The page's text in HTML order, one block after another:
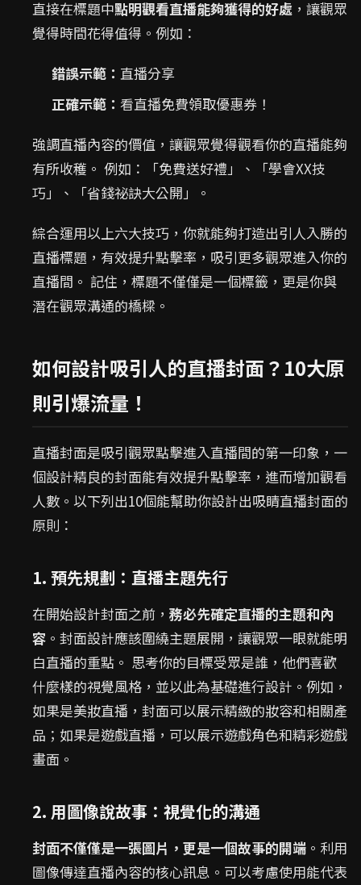
直接在標題中點明觀看直播能夠獲得的好處 ，讓觀眾
覺得時間花得值得。例如：
錯誤示範： 直播分享
正確示範： 看直播免費領取優惠券！
強調直播內容的價值，讓觀眾覺得觀看你的直播能夠
有所收穫。 例如：「免費送好禮」、「學會XX技
巧」、「省錢祕訣大公開」。
綜合運用以上六大技巧，你就能夠打造出引人入勝的
直播標題，有效提升點擊率，吸引更多觀眾進入你的
直播間。 記住，標題不僅僅是一個標籤，更是你與
潛在觀眾溝通的橋樑。
如何設計吸引人的直播封面？10大原
則引爆流量！
直播封面是吸引觀眾點擊進入直播間的第一印象，一
個設計精良的封面能有效提升點擊率，進而增加觀看
人數。以下列出10個能幫助你設計出吸睛直播封面的
原則：
1. 預先規劃：直播主題先行
在開始設計封面之前， 務必先確定直播的主題和內
容 。封面設計應該圍繞主題展開，讓觀眾一眼就能明
白直播的重點。 思考你的目標受眾是誰，他們喜歡
什麼樣的視覺風格，並以此為基礎進行設計。例如，
如果是美妝直播，封面可以展示精緻的妝容和相關產
品；如果是遊戲直播，可以展示遊戲角色和精彩遊戲
畫面。
2. 用圖像說故事：視覺化的溝通
封面不僅僅是一張圖片，更是一個故事的開端 。利用
圖像傳達直播內容的核心訊息。可以考慮使用能代表